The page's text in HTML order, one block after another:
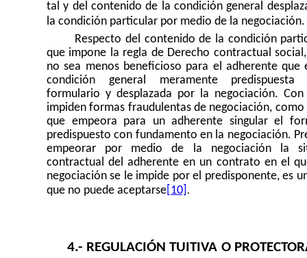
tal y del contenido de la condición general
la condición particular por medio de la negociación.
Respecto del contenido de la condición
que impone la regla de Derecho contractual
no sea menos beneficioso para el adherente que
condición general meramente
formulario y desplazada por la negociación.
impiden formas fraudulentas de negociación, como
que empeora para un adherente singular el
predispuesto con fundamento en la negociación.
empeorar por medio de la negociación la
contractual del adherente en un contrato en el
negociación se le impide por el predisponente, es
que no puede aceptarse [10] .
4.- REGULACIÓN TUITIVA O